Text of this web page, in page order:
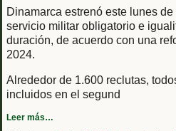
Dinamarca estrenó este lunes
servicio militar obligatorio e
duración, de acuerdo con una
2024.
Alrededor de 1.600 reclutas,
incluidos en el segund
Leer más…